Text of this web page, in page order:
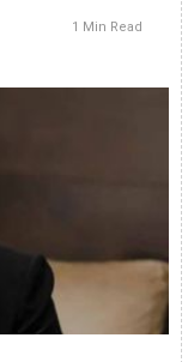
1 Min Read